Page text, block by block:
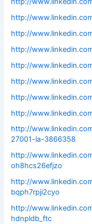
http://
http://
http://
http://
http://
http://
http://
http://
27001-la-3866358
http://
oh8hcs26efjzo
http://
bqph7rpji2cyo
http://
hdnpldb_ftc